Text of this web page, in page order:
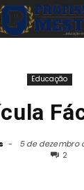
Educação
- 5 de dezembro
2